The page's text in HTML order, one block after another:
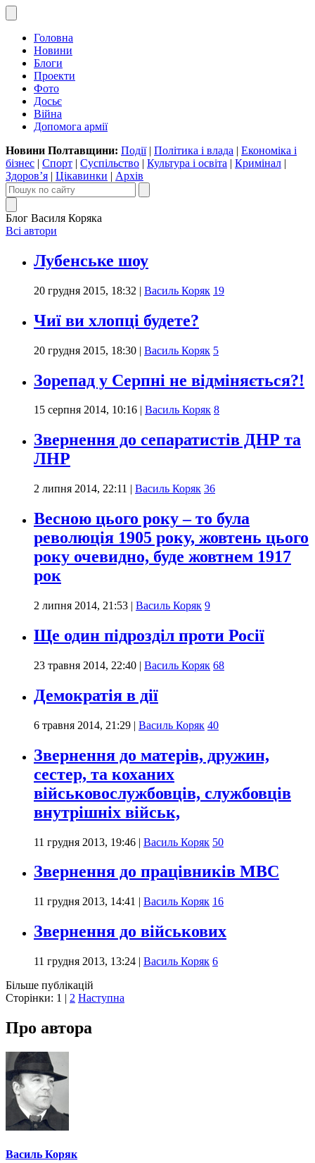
Головна
Новини
Блоги
Проекти
Фото
Досьє
Війна
Допомога армії
Новини Полтавщини: Події| Політика і влада | Економіка і
бізнес | Спорт | Суспільство | Культура і освіта | Кримінал |
Здоров’я | Цікавинки | Архів
Блог Василя Коряка
Всі автори
Лубенське шоу
20 грудня 2015, 18:32 | Василь Коряк 19
Чиї ви хлопці будете?
20 грудня 2015, 18:30 | Василь Коряк 5
Зорепад у Серпні не відміняється?!
15 серпня 2014, 10:16 | Василь Коряк 8
Звернення до сепаратистів ДНР та
ЛНР
2 липня 2014, 22:11 | Василь Коряк 36
Весною цього року – то була
революція 1905 року, жовтень цього
року очевидно, буде жовтнем 1917
рок
2 липня 2014, 21:53 | Василь Коряк 9
Ще один підрозділ проти Росії
23 травня 2014, 22:40 | Василь Коряк 68
Демократія в дії
6 травня 2014, 21:29 | Василь Коряк 40
Звернення до матерів, дружин,
сестер, та коханих
військовослужбовців, службовців
внутрішніх військ,
11 грудня 2013, 19:46 | Василь Коряк 50
Звернення до працівників МВС
11 грудня 2013, 14:41 | Василь Коряк 16
Звернення до військових
11 грудня 2013, 13:24 | Василь Коряк 6
Більше публікацій
Сторінки: 1 | 2 Наступна
Про автора
Василь Коряк